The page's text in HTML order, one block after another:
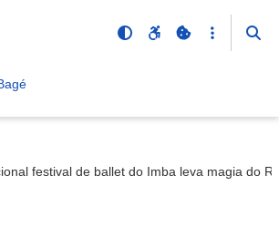
festival de ballet do Imba leva magia do